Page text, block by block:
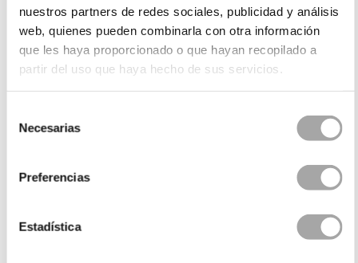
nuestros partners de redes sociales, publicidad y análisis
web, quienes pueden combinarla con otra información
que les haya proporcionado o que hayan recopilado a
partir del uso que haya hecho de sus servicios.
Necesarias
Preferencias
Estadística